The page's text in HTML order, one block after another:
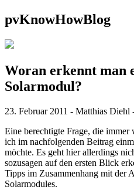
pvKnowHowBlog
Woran erkennt man
Solarmodul?
23. Februar 2011 - Matthias
Eine berechtigte Frage, die
ich im nachfolgenden Beitrag
möchte. Es geht hier allerdings
sozusagen auf den ersten Blick
Tipps im Zusammenhang mit der
Solarmodules.